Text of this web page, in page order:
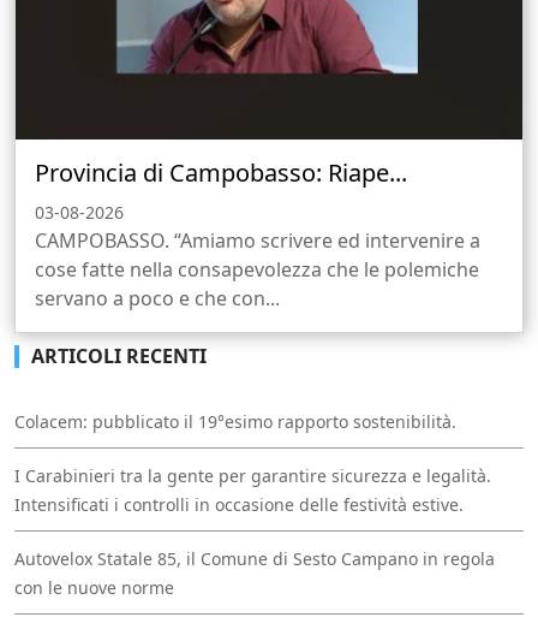
Provincia di Campobasso: Riape...
03-08-2026
CAMPOBASSO. “Amiamo scrivere ed intervenire a
cose fatte nella consapevolezza che le polemiche
servano a poco e che con...
ARTICOLI RECENTI
Colacem: pubblicato il 19°esimo rapporto sostenibilità.
I Carabinieri tra la gente per garantire sicurezza e legalità.
Intensificati i controlli in occasione delle festività estive.
Autovelox Statale 85, il Comune di Sesto Campano in regola
con le nuove norme